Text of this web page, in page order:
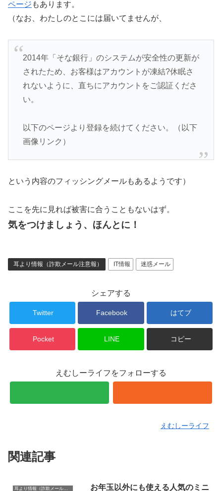
ページ もあります。
（なお、わたしのとこには届いてませんが、
2014年「そな銀行」のシステムが安全性の更新が
されたため、お客様はアカウントが凍結?休眠さ
れないように、直ちにアカウントをご認証くださ
い。
以下のページより登録を続けてください。（以下
画像リンク）
という内容のフィッシングメールもあるようです）
ここを先に見れば被害に合うこともないはず。
気をつけましょう、ほんとに！
耳より情報（詐欺メール注意報） IT情報 迷惑メール
シェアする
Twitter Facebook はてブ
Pocket LINE コピー
えむしーライフをフォローする
えむしーライフ
関連記事
耳より情報（詐欺メール注意報）
お年玉以外にも使える人気のミニ